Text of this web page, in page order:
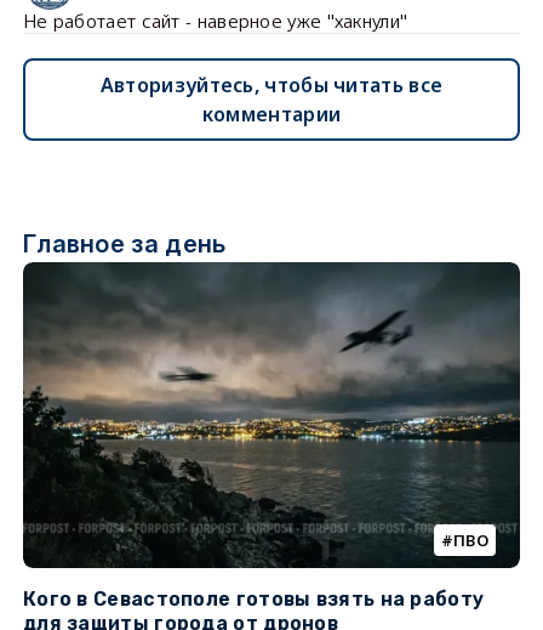
Не работает сайт - наверное уже "хакнули"
Авторизуйтесь, чтобы читать все
комментарии
Главное за день
ПВО
Кого в Севастополе готовы взять на работу
для защиты города от дронов